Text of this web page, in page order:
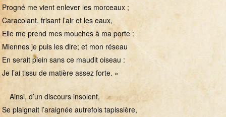
Progné me vient enlever les morceaux ;
Caracolant, frisant l’air et les eaux,
Elle me prend mes mouches à ma porte :
Miennes je puis les dire; et mon réseau
En serait plein sans ce maudit oiseau :
Je l’ai tissu de matière assez forte. »
Ainsi, d’un discours insolent,
Se plaignait l’araignée autrefois tapissière,